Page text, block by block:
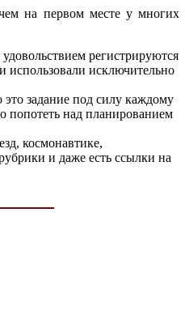
на первом месте у многих
регистрируются
использовали исключительно
задание под силу каждому
попотеть над планированием
космонавтике,
и даже есть ссылки на